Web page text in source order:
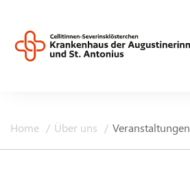
Home Über uns Veranstaltungen